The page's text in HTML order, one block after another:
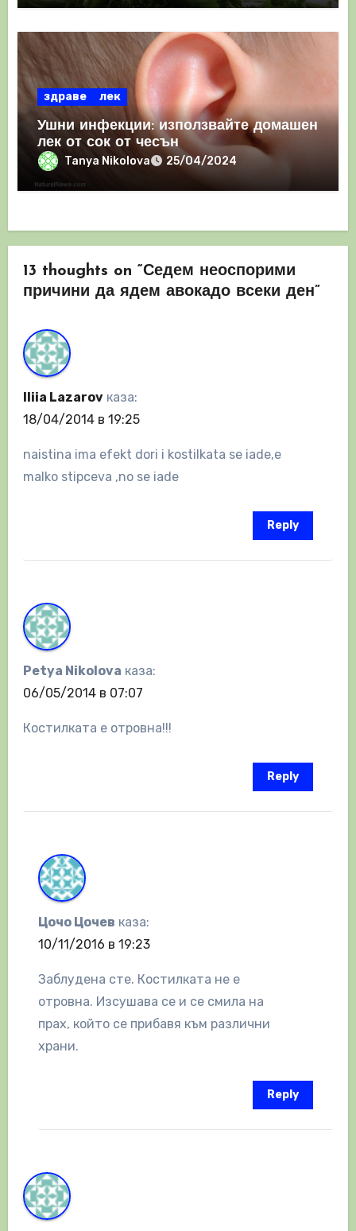
здраве лек
Ушни инфекции: използвайте домашен
лек от сок от чесън
Tanya Nikolova 25/04/2024
13 thoughts on “Седем неоспорими
причини да ядем авокадо всеки ден”
Iliia Lazarov каза:
18/04/2014 в 19:25
naistina ima efekt dori i kostilkata se iade,e
malko stipceva ,no se iade
Reply
Petya Nikolova каза:
06/05/2014 в 07:07
Костилката е отровна!!!
Reply
Цочо Цочев каза:
10/11/2016 в 19:23
Заблудена сте. Костилката не е
отровна. Изсушава се и се смила на
прах, който се прибавя към различни
храни.
Reply